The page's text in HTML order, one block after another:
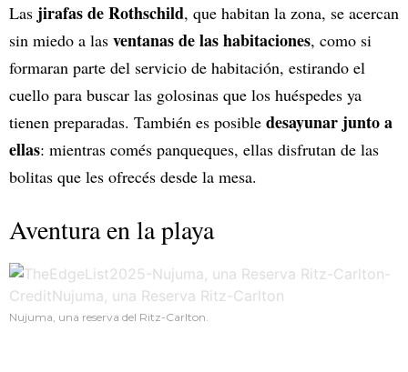
Las jirafas de Rothschild, que habitan la zona, se acercan
sin miedo a las ventanas de las habitaciones, como si
formaran parte del servicio de habitación, estirando el
cuello para buscar las golosinas que los huéspedes ya
tienen preparadas. También es posible desayunar junto a
ellas: mientras comés panqueques, ellas disfrutan de las
bolitas que les ofrecés desde la mesa.
Aventura en la playa
Nujuma, una reserva del Ritz-Carlton.